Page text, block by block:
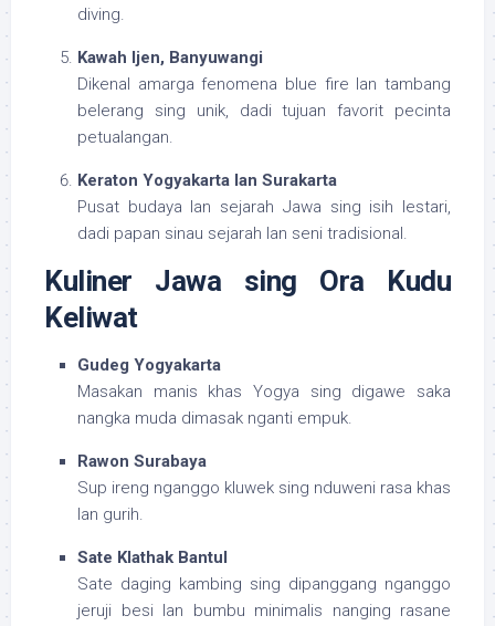
diving.
Kawah Ijen, Banyuwangi
Dikenal amarga fenomena blue fire lan tambang
belerang sing unik, dadi tujuan favorit pecinta
petualangan.
Keraton Yogyakarta lan Surakarta
Pusat budaya lan sejarah Jawa sing isih lestari,
dadi papan sinau sejarah lan seni tradisional.
Kuliner Jawa sing Ora Kudu
Keliwat
Gudeg Yogyakarta
Masakan manis khas Yogya sing digawe saka
nangka muda dimasak nganti empuk.
Rawon Surabaya
Sup ireng nganggo kluwek sing nduweni rasa khas
lan gurih.
Sate Klathak Bantul
Sate daging kambing sing dipanggang nganggo
jeruji besi lan bumbu minimalis nanging rasane